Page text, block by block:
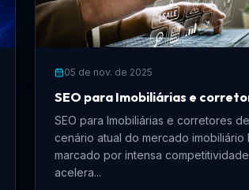
05 de nov. de 2025
SEO para Imobiliárias e
SEO para Imobiliárias e corretores
cenário atual do mercado imobiliário
marcado por intensa
acelera...